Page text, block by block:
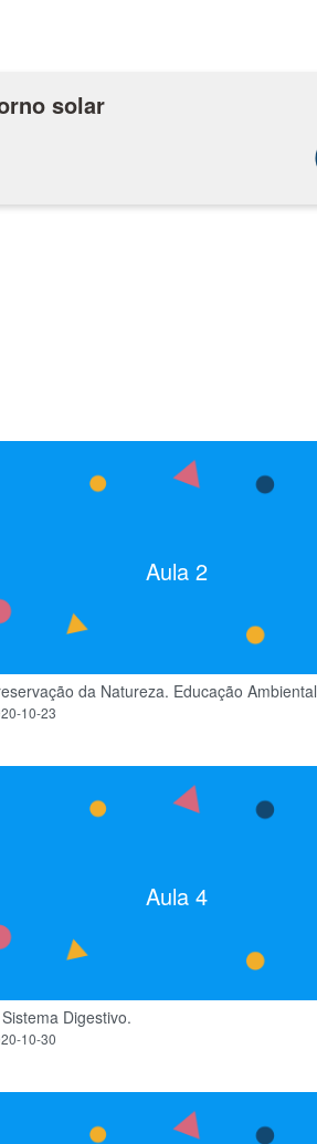
solar
Aula 2
da Natureza. Educação Ambiental
10-23
Aula 4
Digestivo.
10-30